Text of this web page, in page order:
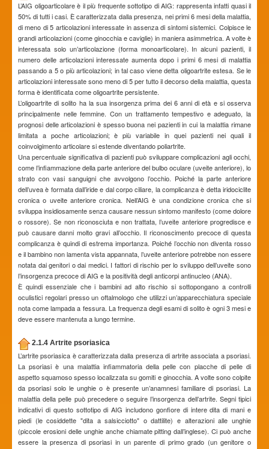
L’AIG oligoarticolare è il più frequente sottotipo di AIG: rappresenta infatti quasi il
50% di tutti i casi. È caratterizzata dalla presenza, nei primi 6 mesi della malattia,
di meno di 5 articolazioni interessate in assenza di sintomi sistemici. Colpisce le
grandi articolazioni (come ginocchia e caviglie) in maniera asimmetrica. A volte è
interessata solo un’articolazione (forma monoarticolare). In alcuni pazienti, il
numero delle articolazioni interessate aumenta dopo i primi 6 mesi di malattia
passando a 5 o più articolazioni; in tal caso viene detta oligoartrite estesa. Se le
articolazioni interessate sono meno di 5 per tutto il decorso della malattia, questa
forma è identificata come oligoartrite persistente.
L’oligoartrite di solito ha la sua insorgenza prima dei 6 anni di età e si osserva
principalmente nelle femmine. Con un trattamento tempestivo e adeguato, la
prognosi delle articolazioni è spesso buona nei pazienti in cui la malattia rimane
limitata a poche articolazioni; è più variabile in quei pazienti nei quali il
coinvolgimento articolare si estende diventando poliartrite.
Una percentuale significativa di pazienti può sviluppare complicazioni agli occhi,
come l’infiammazione della parte anteriore del bulbo oculare (uveite anteriore), lo
strato con vasi sanguigni che avvolgono l’occhio. Poiché la parte anteriore
dell’uvea è formata dall’iride e dal corpo ciliare, la complicanza è detta iridociclite
cronica o uveite anteriore cronica. Nell’AIG è una condizione cronica che si
sviluppa insidiosamente senza causare nessun sintomo manifesto (come dolore
o rossore). Se non riconosciuta e non trattata, l’uveite anteriore progredisce e
può causare danni molto gravi all’occhio. Il riconoscimento precoce di questa
complicanza è quindi di estrema importanza. Poiché l’occhio non diventa rosso
e il bambino non lamenta vista appannata, l’uveite anteriore potrebbe non essere
notata dai genitori o dai medici. I fattori di rischio per lo sviluppo dell’uveite sono
l’insorgenza precoce di AIG e la positività degli anticorpi antinucleo (ANA).
È quindi essenziale che i bambini ad alto rischio si sottopongano a controlli
oculistici regolari presso un oftalmologo che utilizzi un’apparecchiatura speciale
nota come lampada a fessura. La frequenza degli esami di solito è ogni 3 mesi e
deve essere mantenuta a lungo termine.
2.1.4 Artrite psoriasica
L’artrite psoriasica è caratterizzata dalla presenza di artrite associata a psoriasi.
La psoriasi è una malattia infiammatoria della pelle con placche di pelle di
aspetto squamoso spesso localizzata su gomiti e ginocchia. A volte sono colpite
da psoriasi solo le unghie o è presente un’anamnesi familiare di psoriasi. La
malattia della pelle può precedere o seguire l’insorgenza dell’artrite. Segni tipici
indicativi di questo sottotipo di AIG includono gonfiore di intere dita di mani e
piedi (le cosiddette "dita a salsicciotto" o dattilite) e alterazioni alle unghie
(piccole erosioni delle unghie anche chiamate pitting dall’inglese). Ci può anche
essere la presenza di psoriasi in un parente di primo grado (un genitore o